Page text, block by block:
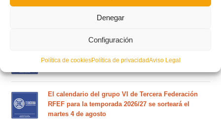
Denegar
Configuración
Política de cookiesPolítica de privacidadAviso Legal
Este es el grupo VI y calendario de Tercera
Federación RFEF para la temporada 2026/2027
fútbol sala de la temporada 2026/2027
El calendario del grupo VI de Tercera Federación
RFEF para la temporada 2026/27 se sorteará el
martes 4 de agosto